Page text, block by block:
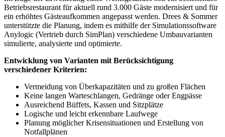
Betriebsrestaurant für aktuell rund 3.000 Gäste modernisiert und für
ein erhöhtes Gästeaufkommen angepasst werden. Drees & Sommer
unterstützte die Planung, indem es mithilfe der Simulationssoftware
Anylogic (Vertrieb durch SimPlan) verschiedene Umbauvarianten
simulierte, analysierte und optimierte.
Entwicklung von Varianten mit Berücksichtigung
verschiedener Kriterien:
Vermeidung von Überkapazitäten und zu großen Flächen
Keine langen Warteschlangen, Gedränge oder Engpässe
Ausreichend Büffets, Kassen und Sitzplätze
Logische und leicht erkennbare Laufwege
Planung möglicher Krisensituationen und Erstellung von
Notfallplänen